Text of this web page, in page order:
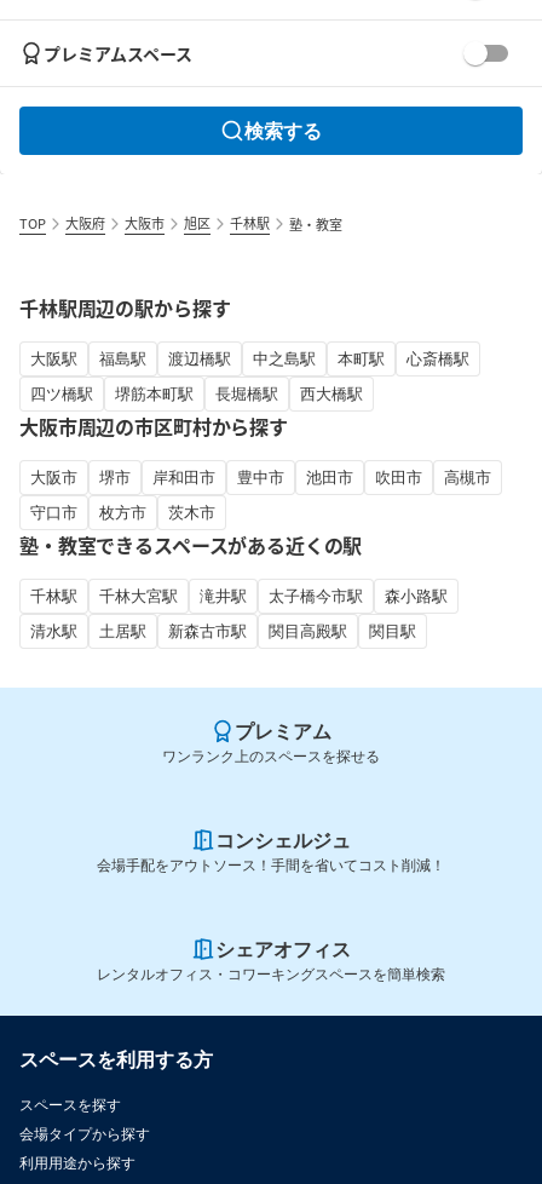
プレミアムスペース
検索する
TOP 大阪府 大阪市 旭区 千林駅 塾・教室
千林駅周辺の駅から探す
大阪駅 福島駅 渡辺橋駅 中之島駅 本町駅
心斎橋駅
四ツ橋駅
堺筋本町駅 長堀橋駅 西大橋駅
大阪市周辺の市区町村から探す
大阪市 堺市 岸和田市 豊中市 池田市 吹田市
高槻市
守口市
枚方市 茨木市
塾・教室できるスペースがある近くの駅
千林駅 千林大宮駅 滝井駅 太子橋今市駅
森小路駅
清水駅
土居駅 新森古市駅 関目高殿駅 関目駅
プレミアム
ワンランク上のスペースを探せる
コンシェルジュ
会場手配をアウトソース！手間を省いてコスト削減！
シェアオフィス
レンタルオフィス・コワーキングスペースを簡単検索
スペースを利用する方
スペースを探す
会場タイプから探す
利用用途から探す